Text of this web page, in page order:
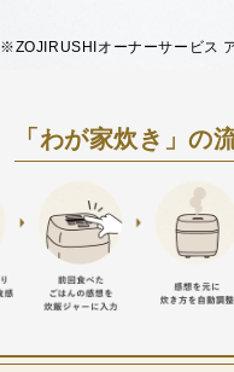
※ZOJIRUSHIオーナーサービス
「わが家炊き」の